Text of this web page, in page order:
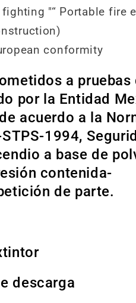
"“ Portable fire
conformity
a pruebas
por la Entidad
acuerdo a la
1994,
a base de
contenida-
de parte.
descarga